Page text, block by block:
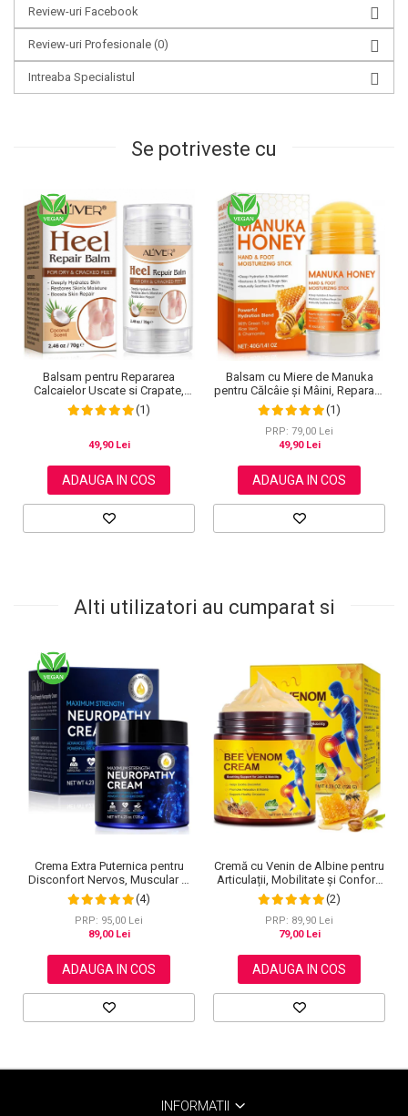
Review-uri Facebook
Review-uri Profesionale (0)
Intreaba Specialistul
Se potriveste cu
Balsam pentru Repararea
Calcaielor Uscate si Crapate,
Ingrediente 100% Naturale,
Aroma de Cocos, Aliver 70 g
(1)
49,90 Lei
ADAUGA IN COS
Balsam cu Miere de Manuka
pentru Călcâie și Mâini, Reparare
Intensivă, 40 g
(1)
PRP: 79,00 Lei
49,90 Lei
ADAUGA IN COS
Alti utilizatori au cumparat si
Crema Extra Puternica pentru
Disconfort Nervos, Muscular si
Articular, 120 g
(4)
PRP: 95,00 Lei
89,00 Lei
ADAUGA IN COS
Cremă cu Venin de Albine pentru
Articulații, Mobilitate și Confort,
120 g
(2)
PRP: 89,90 Lei
79,00 Lei
ADAUGA IN COS
INFORMATII